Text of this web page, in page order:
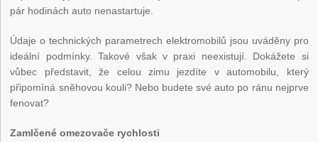
pár hodinách auto nenastartuje.
Údaje o technických parametrech elektromobilů jsou uváděny pro
ideální podmínky. Takové však v praxi neexistují. Dokážete si
vůbec představit, že celou zimu jezdíte v automobilu, který
připomíná sněhovou kouli? Nebo budete své auto po ránu nejprve
fenovat?
Zamlčené omezovače rychlosti